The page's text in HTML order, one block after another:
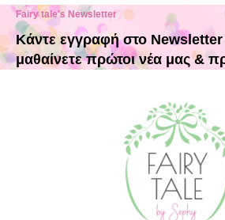
Fairy tale's Newsletter
Κάντε εγγραφή στο Newsletter
μαθαίνετε πρώτοι νέα μας &